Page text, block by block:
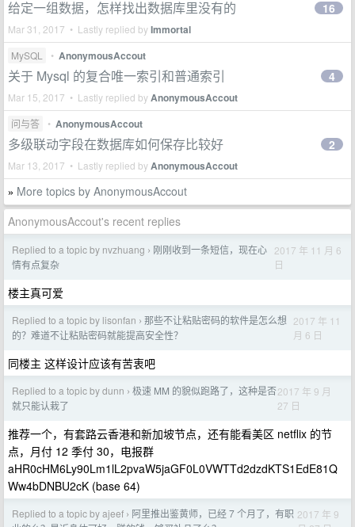
给定一组数据，怎样找出数据库里没有的
Mar 31, 2017 • Lastly replied byImmortal
16
MySQL • AnonymousAccout
关于 Mysql 的复合唯一索引和普通索引
Mar 15, 2017 • Lastly replied byAnonymousAccout
4
问与答 • AnonymousAccout
多级联动字段在数据库如何保存比较好
Mar 13, 2017 • Lastly replied byAnonymousAccout
2
» More topics by AnonymousAccout
AnonymousAccout's recent replies
Replied to a topic by nvzhuang › 刚刚收到一条短信，现在心
情有点复杂
2017 年 11 月 6
日
楼主真可爱
Replied to a topic by lisonfan › 那些不让粘贴密码的软件是怎么想
的？难道不让粘贴密码就能提高安全性？
2017 年 11
月 6 日
同楼主 这样设计应该有苦衷吧
Replied to a topic by dunn › 极速 MM 的貌似跑路了，这种是否
就只能认栽了
2017 年 9 月
27 日
推荐一个，有套路云香港和新加坡节点，还有能看美区 netflix 的节
点，月付 12 季付 30，电报群
aHR0cHM6Ly90Lm1lL2pvaW5jaGF0L0VWTTd2dzdKTS1EdE81Q
Ww4bDNBU2cK (base 64)
Replied to a topic by ajeef › 阿里推出鉴黄师，已经 7 个月了，有职 2017 年 9